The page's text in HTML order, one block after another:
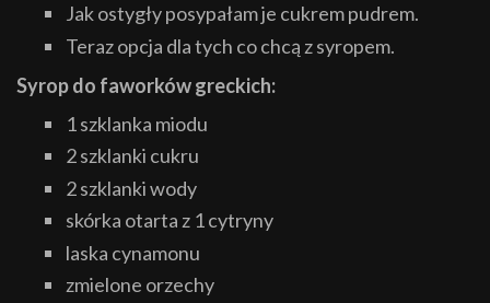
Jak ostygły posypałam je cukrem pudrem.
Teraz opcja dla tych co chcą z syropem.
Syrop do faworków greckich:
1 szklanka miodu
2 szklanki cukru
2 szklanki wody
skórka otarta z 1 cytryny
laska cynamonu
zmielone orzechy